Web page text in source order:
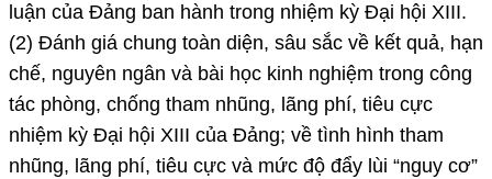
luận của Đảng ban hành trong nhiệm kỳ Đại hội XIII.
(2) Đánh giá chung toàn diện, sâu sắc về kết quả, hạn
chế, nguyên ngân và bài học kinh nghiệm trong công
tác phòng, chống tham nhũng, lãng phí, tiêu cực
nhiệm kỳ Đại hội XIII của Đảng; về tình hình tham
nhũng, lãng phí, tiêu cực và mức độ đẩy lùi “nguy cơ”